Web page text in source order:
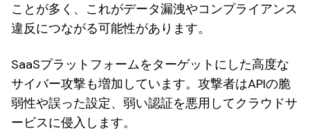
ことが多く、これがデータ漏洩やコンプライアンス
違反につながる可能性があります。
SaaSプラットフォームをターゲットにした高度な
サイバー攻撃も増加しています。攻撃者はAPIの脆
弱性や誤った設定、弱い認証を悪用してクラウドサ
ービスに侵入します。